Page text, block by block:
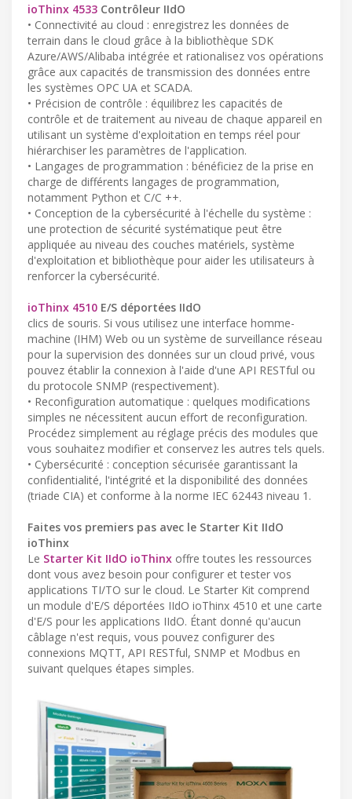
ioThinx 4533 Contrôleur IIdO
• Connectivité au cloud : enregistrez les données de
terrain dans le cloud grâce à la bibliothèque SDK
Azure/AWS/Alibaba intégrée et rationalisez vos opérations
grâce aux capacités de transmission des données entre
les systèmes OPC UA et SCADA.
• Précision de contrôle : équilibrez les capacités de
contrôle et de traitement au niveau de chaque appareil en
utilisant un système d'exploitation en temps réel pour
hiérarchiser les paramètres de l'application.
• Langages de programmation : bénéficiez de la prise en
charge de différents langages de programmation,
notamment Python et C/C ++.
• Conception de la cybersécurité à l'échelle du système :
une protection de sécurité systématique peut être
appliquée au niveau des couches matériels, système
d'exploitation et bibliothèque pour aider les utilisateurs à
renforcer la cybersécurité.
ioThinx 4510 E/S déportées IIdO
clics de souris. Si vous utilisez une interface homme-
machine (IHM) Web ou un système de surveillance réseau
pour la supervision des données sur un cloud privé, vous
pouvez établir la connexion à l'aide d'une API RESTful ou
du protocole SNMP (respectivement).
• Reconfiguration automatique : quelques modifications
simples ne nécessitent aucun effort de reconfiguration.
Procédez simplement au réglage précis des modules que
vous souhaitez modifier et conservez les autres tels quels.
• Cybersécurité : conception sécurisée garantissant la
confidentialité, l'intégrité et la disponibilité des données
(triade CIA) et conforme à la norme IEC 62443 niveau 1.
Faites vos premiers pas avec le Starter Kit IIdO
ioThinx
Le Starter Kit IIdO ioThinx offre toutes les ressources
dont vous avez besoin pour configurer et tester vos
applications TI/TO sur le cloud. Le Starter Kit comprend
un module d'E/S déportées IIdO ioThinx 4510 et une carte
d'E/S pour les applications IIdO. Étant donné qu'aucun
câblage n'est requis, vous pouvez configurer des
connexions MQTT, API RESTful, SNMP et Modbus en
suivant quelques étapes simples.